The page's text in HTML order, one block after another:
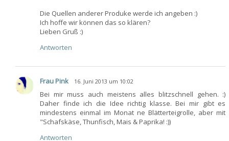
Die Quellen anderer Produke werde ich angeben :)
Ich hoffe wir können das so klären?
Lieben Gruß :)
Antworten
Frau Pink 16. Juni 2013 um 10:02
Bei mir muss auch meistens alles blitzschnell gehen. :)
Daher finde ich die Idee richtig klasse. Bei mir gibt es
mindestens einmal im Monat ne Blätterteigrolle, aber mit
"Schafskäse, Thunfisch, Mais & Paprika! :))
Antworten